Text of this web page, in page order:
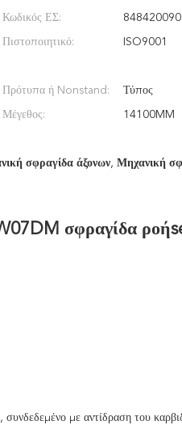
Κωδικός ΕΣ: 848420090
Πιστοποιητικό: ISO9001
Πρότυπα ή Nonstand: Τύπος
Μέγεθος: 14100MM
σφραγίδα άξονων, Μηχανική
σφραγίδα
με αντίδραση του